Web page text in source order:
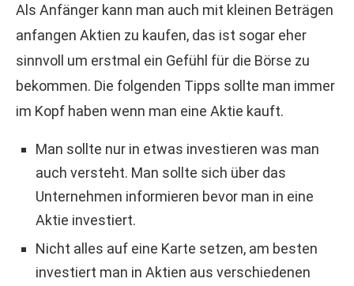
Als Anfänger kann man auch mit kleinen Beträgen
anfangen Aktien zu kaufen, das ist sogar eher
sinnvoll um erstmal ein Gefühl für die Börse zu
bekommen. Die folgenden Tipps sollte man immer
im Kopf haben wenn man eine Aktie kauft.
Man sollte nur in etwas investieren was man
auch versteht. Man sollte sich über das
Unternehmen informieren bevor man in eine
Aktie investiert.
Nicht alles auf eine Karte setzen, am besten
investiert man in Aktien aus verschiedenen